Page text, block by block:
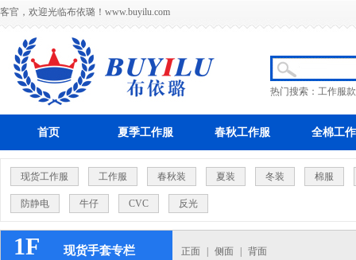
客官，欢迎光临布依璐！ www.buyilu.com
热门搜索： 工作服
首页 夏季工作服 春秋工作服 全棉工
现货工作服 工作服 春秋装 夏装 冬装 棉服
防静电 牛仔 CVC 反光
1F 现货手套专栏 正面 侧面 背面